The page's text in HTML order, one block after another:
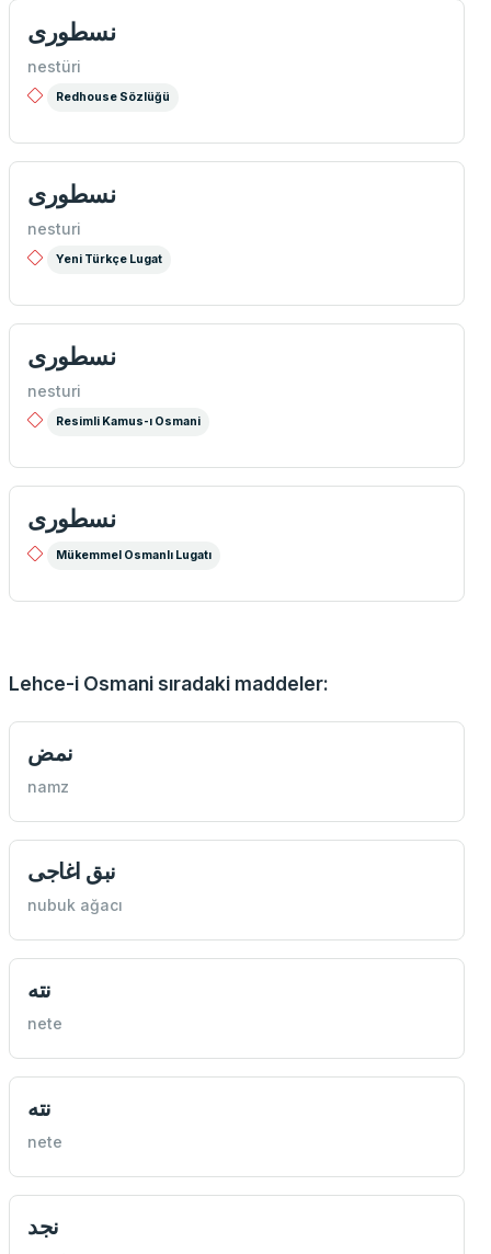
نسطوری
nestüri
Redhouse Sözlüğü
نسطوری
nesturi
Yeni Türkçe Lugat
نسطوری
nesturi
Resimli Kamus-ı Osmani
نسطوری
Mükemmel Osmanlı Lugatı
Lehce-i Osmani sıradaki maddeler:
نمض
namz
نبق اغاجی
nubuk ağacı
نته
nete
نته
nete
نجد